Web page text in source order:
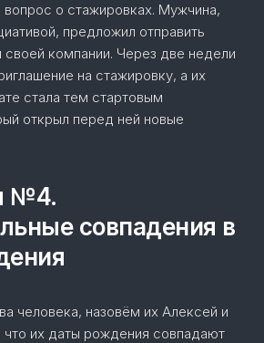
вопрос о стажировках. Мужчина,
предложил отправить
своей компании. Через две недели
на стажировку, а их
стала тем стартовым
открыл перед ней новые
№4.
совпадения в
человека, назовём их Алексей и
что их даты рождения совпадают